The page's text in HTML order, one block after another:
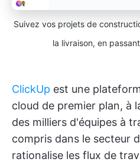
Suivez vos projets de
la livraison, en
ClickUp est une
cloud de premier plan, à
des milliers d'équipes à
compris dans le secteur
rationalise les flux de